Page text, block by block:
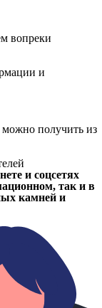
вопреки
и
можно получить из
и соцсетях
так и в
камней и